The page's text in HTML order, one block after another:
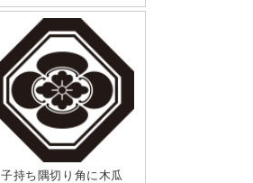
子持ち隅切り角に木瓜